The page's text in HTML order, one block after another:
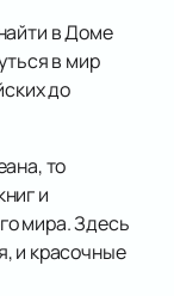
в Доме
в мир
до
то
и
мира. Здесь
и красочные